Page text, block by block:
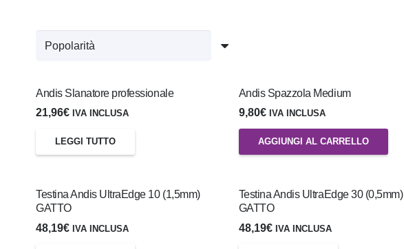
Andis Slanatore professionale
21,96€ IVA INCLUSA
LEGGI TUTTO
Andis Spazzola Medium
9,80€ IVA INCLUSA
AGGIUNGI AL CARRELLO
Testina Andis UltraEdge 10 (1,5mm)
GATTO
48,19€ IVA INCLUSA
Testina Andis UltraEdge 30 (0,5mm)
GATTO
48,19€ IVA INCLUSA